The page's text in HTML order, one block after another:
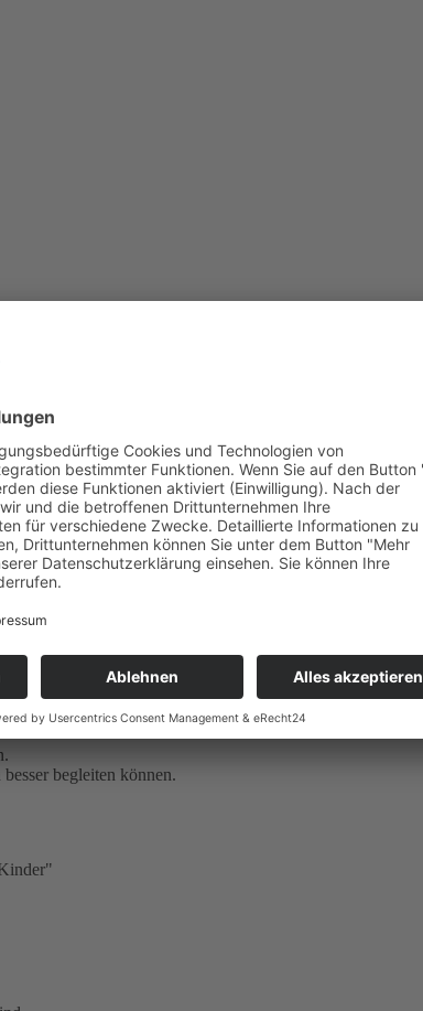
und Stabilität
Kinder entwickeln möchten. Hochsensibilität ist ein oft
Einblicke in die Bedürfnisse hochsensibler Kinder zu
Momenten hilfreich sind.
begleiten können.